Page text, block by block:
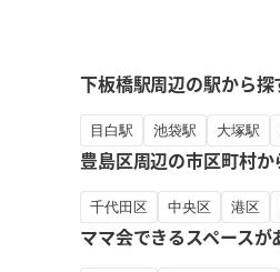
下板橋駅周辺の駅から探
目白駅 池袋駅 大塚駅
豊島区周辺の市区町村か
千代田区 中央区 港区
ママ会できるスペースが